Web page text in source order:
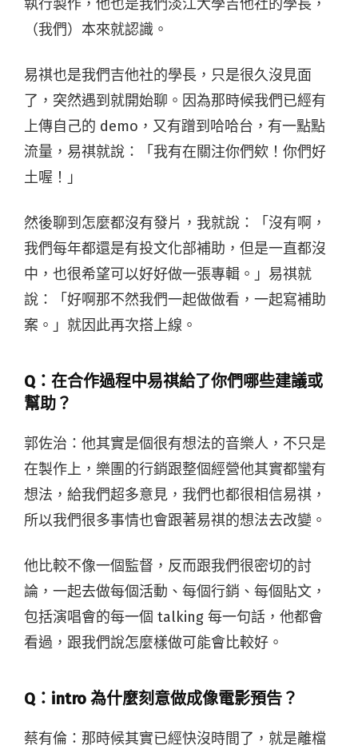
執行製作，他也是我們淡江大學吉他社的學長，
（我們）本來就認識。
易祺也是我們吉他社的學長，只是很久沒見面
了，突然遇到就開始聊。因為那時候我們已經有
上傳自己的 demo，又有蹭到哈哈台，有一點點
流量，易祺就說：「我有在關注你們欸！你們好
土喔！」
然後聊到怎麼都沒有發片，我就說：「沒有啊，
我們每年都還是有投文化部補助，但是一直都沒
中，也很希望可以好好做一張專輯。」易祺就
說：「好啊那不然我們一起做做看，一起寫補助
案。」就因此再次搭上線。
Q：在合作過程中易祺給了你們哪些建議或
幫助？
郭佐治：他其實是個很有想法的音樂人，不只是
在製作上，樂團的行銷跟整個經營他其實都蠻有
想法，給我們超多意見，我們也都很相信易祺，
所以我們很多事情也會跟著易祺的想法去改變。
他比較不像一個監督，反而跟我們很密切的討
論，一起去做每個活動、每個行銷、每個貼文，
包括演唱會的每一個 talking 每一句話，他都會
看過，跟我們說怎麼樣做可能會比較好。
Q：intro 為什麼刻意做成像電影預告？
蔡有倫：那時候其實已經快沒時間了，就是離檔